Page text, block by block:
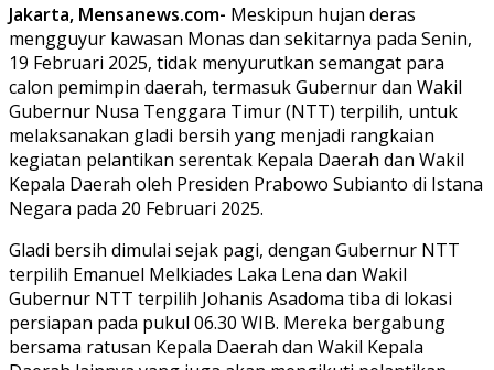
Jakarta, Mensanews.com- Meskipun hujan deras
mengguyur kawasan Monas dan sekitarnya pada Senin,
19 Februari 2025, tidak menyurutkan semangat para
calon pemimpin daerah, termasuk Gubernur dan Wakil
Gubernur Nusa Tenggara Timur (NTT) terpilih, untuk
melaksanakan gladi bersih yang menjadi rangkaian
kegiatan pelantikan serentak Kepala Daerah dan Wakil
Kepala Daerah oleh Presiden Prabowo Subianto di Istana
Negara pada 20 Februari 2025.
Gladi bersih dimulai sejak pagi, dengan Gubernur NTT
terpilih Emanuel Melkiades Laka Lena dan Wakil
Gubernur NTT terpilih Johanis Asadoma tiba di lokasi
persiapan pada pukul 06.30 WIB. Mereka bergabung
bersama ratusan Kepala Daerah dan Wakil Kepala